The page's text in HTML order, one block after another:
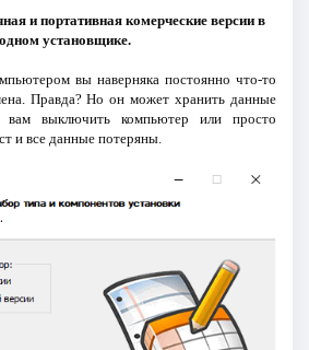
и портативная комерческие версии в
одном установщике.
вы наверняка постоянно что-то
Правда? Но он может хранить данные
вам выключить компьютер или просто
и все данные потеряны.